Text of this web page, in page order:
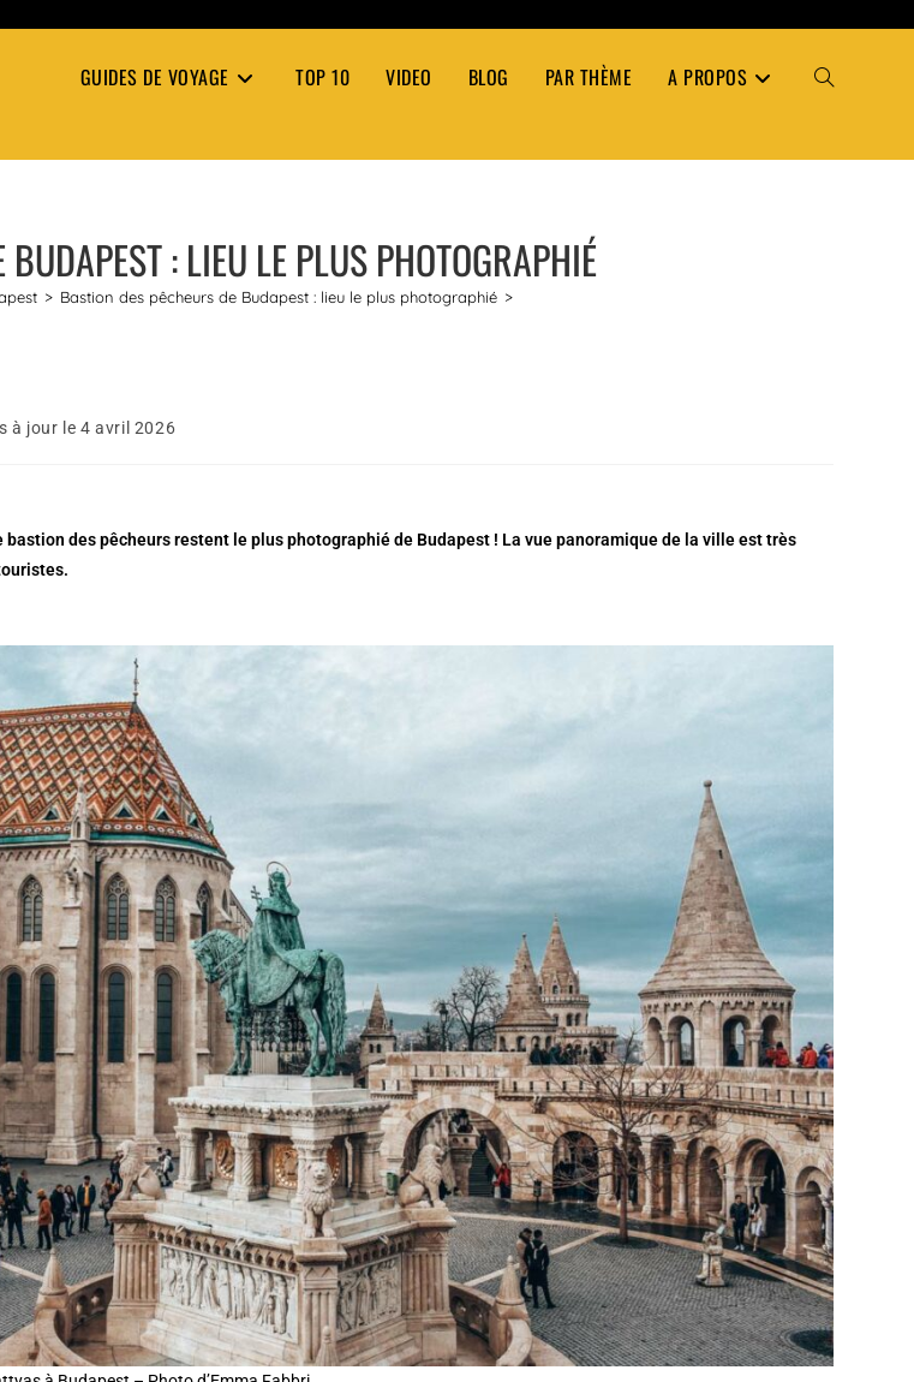
GUIDES DE VOYAGE TOP 10 VIDEO BLOG PAR THÈME A PROPOS TOGGLE
: LIEU LE PLUS PHOTOGRAPHIÉ
> Bastion des pêcheurs de Budapest : lieu le plus photographié >
à jour le 4 avril 2026
des pêcheurs restent le plus photographié de Budapest ! La vue panoramique de la ville est très